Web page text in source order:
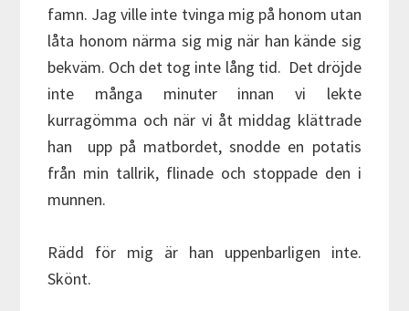
famn. Jag ville inte tvinga mig på honom utan
låta honom närma sig mig när han kände sig
bekväm. Och det tog inte lång tid. Det dröjde
inte många minuter innan vi lekte
kurragömma och när vi åt middag klättrade
han upp på matbordet, snodde en potatis
från min tallrik, flinade och stoppade den i
munnen.
Rädd för mig är han uppenbarligen inte.
Skönt.